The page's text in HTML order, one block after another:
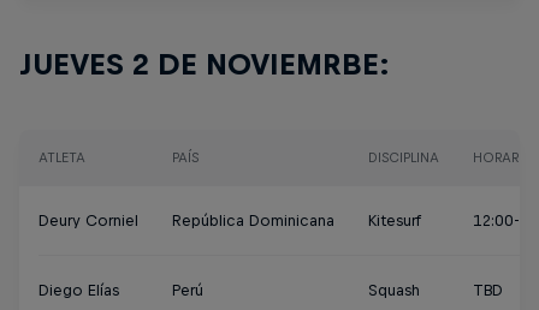
JUEVES 2 DE NOVIEMRBE:
ATLETA PAÍS DISCIPLINA HORARIO
Deury Corniel República Dominicana Kitesurf 12:00-
Diego Elías Perú Squash TBD